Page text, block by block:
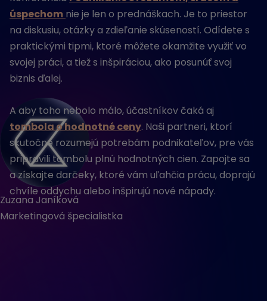
úspechom nie je len o prednáškach. Je to priestor
na diskusiu, otázky a zdieľanie skúseností. Odídete s
praktickými tipmi, ktoré môžete okamžite využiť vo
svojej práci, a tiež s inšpiráciou, ako posunúť svoj
biznis ďalej.
A aby toho nebolo málo, účastníkov čaká aj
tombola o hodnotné ceny. Naši partneri, ktorí
skutočne rozumejú potrebám podnikateľov, pre vás
pripravili tombolu plnú hodnotných cien. Zapojte sa
a získajte darčeky, ktoré vám uľahčia prácu, doprajú
chvíle oddychu alebo inšpirujú nové nápady.
Zuzana Janíková
Marketingová špecialistka